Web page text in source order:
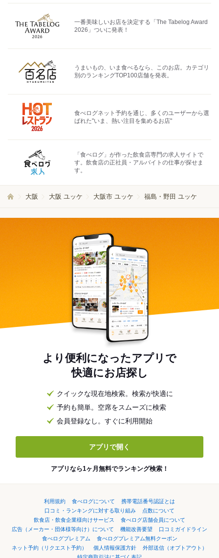
一番美味しいお店を決定する「The Tabelog Award
2026」ついに発表！
うまいもの、いま食べるなら、このお店。カテゴリ
別のランキングTOP100店舗を発表。
食べログネット予約を通じ、多くのユーザーから選
ばれた"いま、熱い注目を集めるお店"
「食べログ」が作った飲食店専門の求人サイトで
す。飲食店の正社員・アルバイトの仕事が探せま
す。
大阪 大阪 ユッケ 大阪市 ユッケ 福島・野田 ユッケ
より便利になったアプリで
快適にお店探し
クイックな現在地検索。検索が快適に
予約も簡単。空席をスムーズに検索
会員登録なし。すぐに利用開始
アプリで開く
アプリなら1ヶ月無料でランキング検索！
利用規約 食べログについて
携帯電話番号認証とは
口コミ・ランキングに対する取り組み
点数について
飲食店・飲食企業様向けサービス
食べログ店舗会員について
広告（メーカー・団体様等向け）について
機能改善要望
口コミガイドライン
食べログプレミアム
食べログプレミアム無料クーポン
ネット予約（リクエスト予約）
個人情報保護方針
外部送信（オプトアウト）